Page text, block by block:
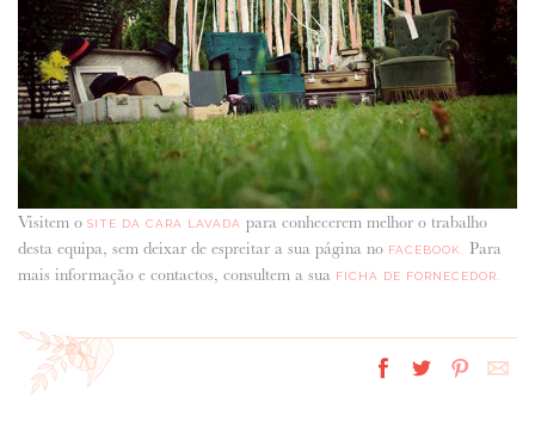
Visitem o SITE DA CARA LAVADA para conhecerem melhor o trabalho
desta equipa, sem deixar de espreitar a sua página no FACEBOOK.
Para
mais informação e contactos, consultem a sua
FICHA DE FORNECEDOR.